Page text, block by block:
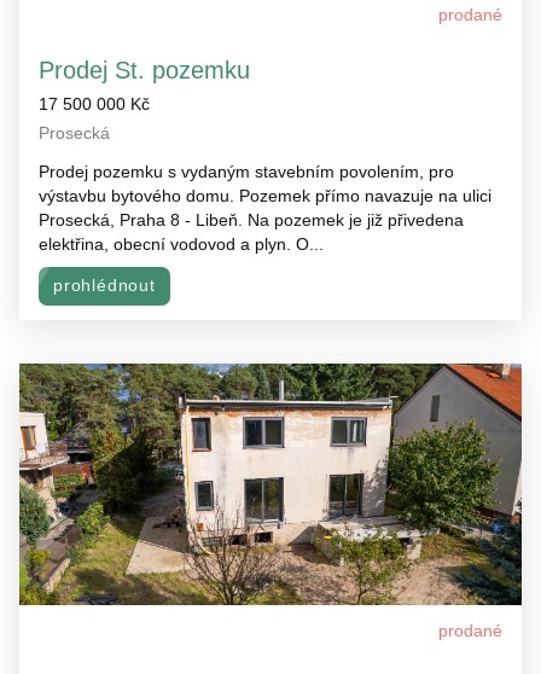
prodané
Prodej St. pozemku
17 500 000 Kč
Prosecká
Prodej pozemku s vydaným stavebním povolením, pro
výstavbu bytového domu. Pozemek přímo navazuje na ulici
Prosecká, Praha 8 - Libeň. Na pozemek je již přivedena
elektřina, obecní vodovod a plyn. O...
prohlédnout
prodané